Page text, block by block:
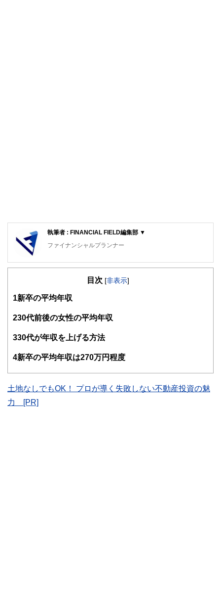
執筆者 : FINANCIAL FIELD編集部 ▼
ファイナンシャルプランナー
FinancialField編集部は、金融、経済に関する記事を、日々
知識がない方でも理解できるようわかりやすく発信していま
得者を中心に「お金や暮らし」に関する書籍・雑誌の編集経
験者で構成され、企画立案から記事掲載まですべての工程に
関わることで、読者目線のコンテンツを追求しています。
護士、税理士、宅地建物取引士、相続診断士、住宅ローンア
ど150名以上の有資格者を執筆者・監修者として迎え、むず
かしく感じられる年金や税金、相続、保険、ローンなどの話
目次 [非表示]
1 新卒の平均年収
230代前後の女性の平均年収
330代が年収を上げる方法
4新卒の平均年収は270万円程度
土地なしでもOK！ プロが導く失敗しない不動産投資の魅
力 [PR]